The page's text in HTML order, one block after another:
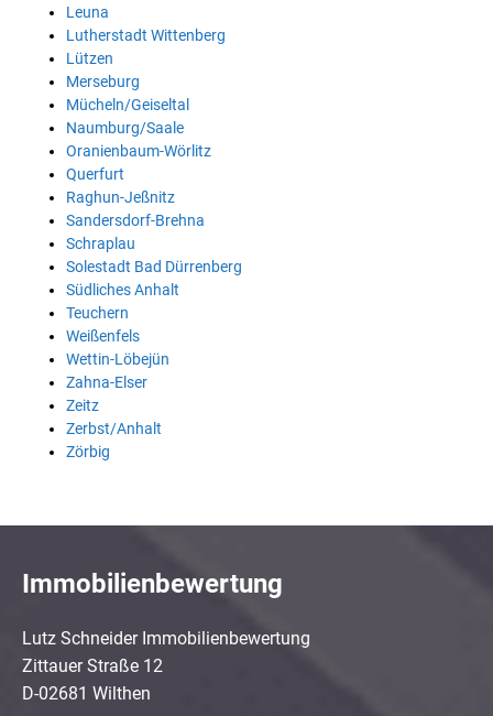
Leuna
Lutherstadt Wittenberg
Lützen
Merseburg
Mücheln/Geiseltal
Naumburg/Saale
Oranienbaum-Wörlitz
Querfurt
Raghun-Jeßnitz
Sandersdorf-Brehna
Schraplau
Solestadt Bad Dürrenberg
Südliches Anhalt
Teuchern
Weißenfels
Wettin-Löbejün
Zahna-Elser
Zeitz
Zerbst/Anhalt
Zörbig
Immobilienbewertung
Lutz Schneider Immobilienbewertung
Zittauer Straße 12
D-02681 Wilthen